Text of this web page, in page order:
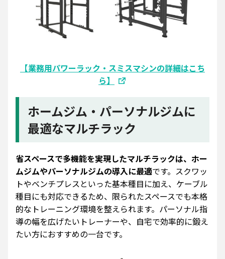
【業務用パワーラック・スミスマシンの詳細はこち
ら】
ホームジム・パーソナルジムに
最適なマルチラック
省スペースで多機能を実現したマルチラックは、ホー
ムジムやパーソナルジムの導入に最適です。スクワッ
トやベンチプレスといった基本種目に加え、ケーブル
種目にも対応できるため、限られたスペースでも本格
的なトレーニング環境を整えられます。パーソナル指
導の幅を広げたいトレーナーや、自宅で効率的に鍛え
たい方におすすめの一台です。